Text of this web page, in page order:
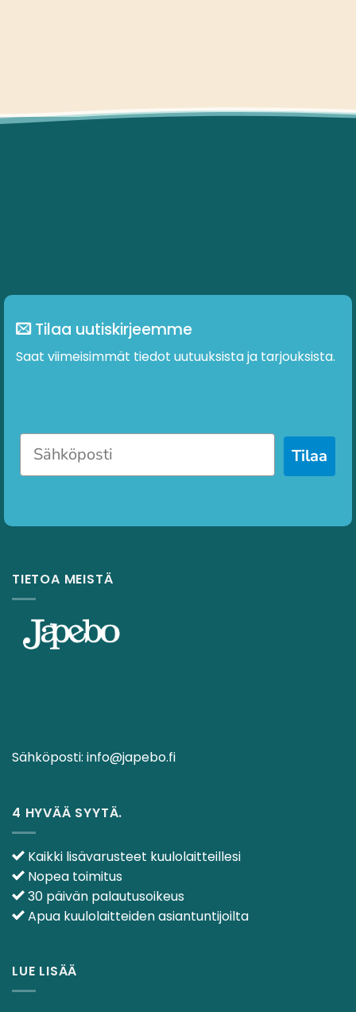
Tilaa uutiskirjeemme
Saat viimeisimmät tiedot uutuuksista ja tarjouksista.
Tilaa
TIETOA MEISTÄ
Sähköposti: info@japebo.fi
4 HYVÄÄ SYYTÄ.
Kaikki lisävarusteet kuulolaitteillesi
Nopea toimitus
30 päivän palautusoikeus
Apua kuulolaitteiden asiantuntijoilta
LUE LISÄÄ